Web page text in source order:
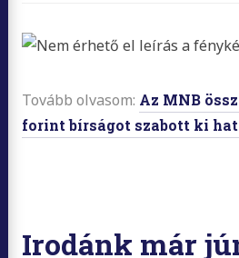
Tovább olvasom: Az MNB
forint bírságot szabott ki
Irodánk már